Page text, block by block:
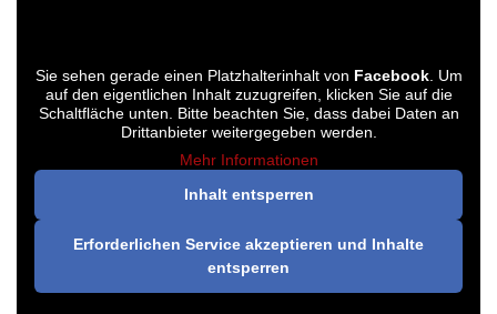
Sie sehen gerade einen Platzhalterinhalt von Facebook. Um
auf den eigentlichen Inhalt zuzugreifen, klicken Sie auf die
Schaltfläche unten. Bitte beachten Sie, dass dabei Daten an
Drittanbieter weitergegeben werden.
Mehr Informationen
Inhalt entsperren
Erforderlichen Service akzeptieren und Inhalte
entsperren